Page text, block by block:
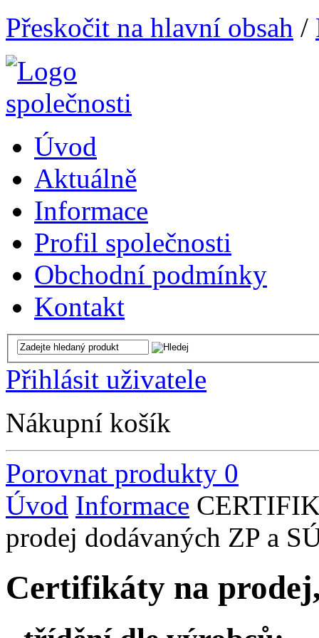
Přeskočit na hlavní obsah /
Úvod
Aktuálně
Informace
Profil společnosti
Obchodní podmínky
Kontakt
Přihlásit uživatele
Nákupní košík
Porovnat produkty 0
Úvod Informace
prodej dodávaných ZP a
Certifikáty na